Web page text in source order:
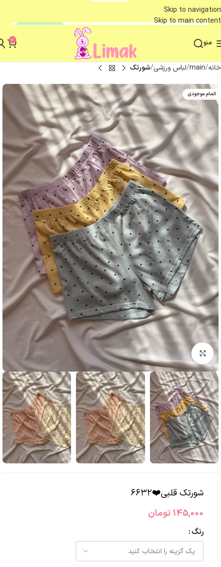
Skip to navigation
Skip to main content
منو 0
خانه main لباس ورزشی شورتک
اتمام موجودی
بزرگنمایی تصویر
شورتک قلبی❤️۶۶۳۲
145,000 تومان
رنگ